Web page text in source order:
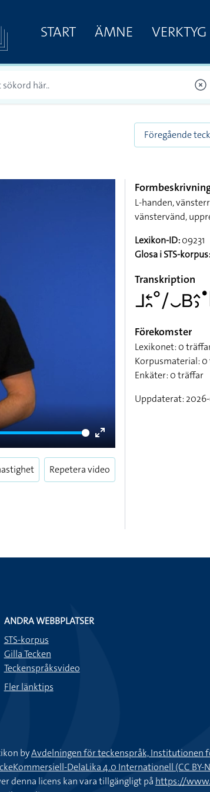
START ÄMNE VERKTYG
Föregående
Enter
fullscreen
Repetera video
L-handen,
vänstervänd,
Lexikon-ID:09231
Glosa i STS-korpus:
Transkription
Förekomster
Lexikonet: 0
Korpusmaterial:
Enkäter: 0 träffar
Uppdaterat:
ANDRA WEBBPLATSER
STS-korpus
Gilla Tecken
Teckenspråksvideo
Fler länktips
byAvdelningen för teckenspråk, Institutionen
DelaLika 4.0 Internationell (CC BY-
denna licens kan vara tillgängligt på https://